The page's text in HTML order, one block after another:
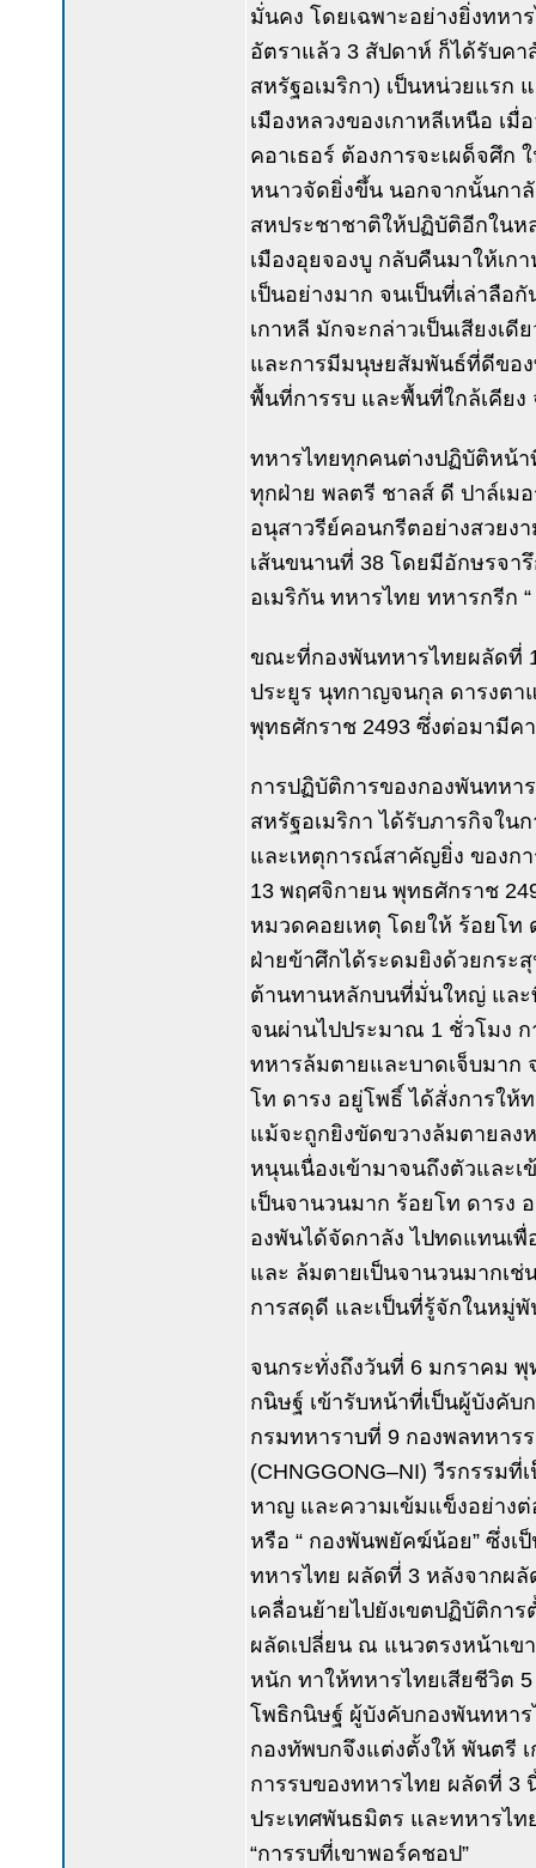
มั่นคง โดยเฉพาะอย่างยิ่งทห
อัตราแล้ว 3 สัปดาห์ ก็ได้รับค
สหรัฐอเมริกา) เป็นหน่วยแรก
เมืองหลวงของเกาหลีเหนือ เ
คอาเธอร์ ต้องการจะเผด็จศึก
หนาวจัดยิ่งขึ้น นอกจากนั้นกา
สหประชาชาติให้ปฏิบัติอีกในห
เมืองอุยจองบู กลับคืนมาให้เ
เป็นอย่างมาก จนเป็นที่เล่าลือ
เกาหลี มักจะกล่าวเป็นเสียงเดี
และการมีมนุษยสัมพันธ์ที่ดีของ
พื้นที่การรบ และพื้นที่ใกล้เคีย
ทหารไทยทุกคนต่างปฏิบัติหน้
ทุกฝ่าย พลตรี ชาลส์ ดี ปาล์เม
อนุสาวรีย์คอนกรีตอย่างสวยง
เส้นขนานที่ 38 โดยมีอักษรจา
อเมริกัน ทหารไทย ทหารกรีก “
ขณะที่กองพันทหารไทยผลัดที่
ประยูร นุทกาญจนกุล ดารงตา
พุทธศักราช 2493 ซึ่งต่อมามีค
การปฏิบัติการของกองพันทหา
สหรัฐอเมริกา ได้รับภารกิจใน
และเหตุการณ์สาคัญยิ่ง ของก
13 พฤศจิกายน พุทธศักราช
หมวดคอยเหตุ โดยให้ ร้อยโท
ฝ่ายข้าศึกได้ระดมยิงด้วยกร
ต้านทานหลักบนที่มั่นใหญ่ และ
จนผ่านไปประมาณ 1 ชั่วโมง
ทหารล้มตายและบาดเจ็บมาก
โท ดารง อยู่โพธิ์ ได้สั่งการให้
แม้จะถูกยิงขัดขวางล้มตายลง
หนุนเนื่องเข้ามาจนถึงตัวและ
เป็นจานวนมาก ร้อยโท ดารง
องพันได้จัดกาลัง ไปทดแทนเ
และ ล้มตายเป็นจานวนมากเ
การสดุดี และเป็นที่รู้จักในหมู่
จนกระทั่งถึงวันที่ 6 มกราคม
กนิษฐ์ เข้ารับหน้าที่เป็นผู้บังคั
กรมทหาราบที่ 9 กองพลทหาร
(CHNGGONG–NI) วีรกรรม
หาญ และความเข้มแข็งอย่างต่
หรือ “ กองพันพยัคฆ์น้อย” ซึ่ง
ทหารไทย ผลัดที่ 3 หลังจากผ
เคลื่อนย้ายไปยังเขตปฏิบัติกา
ผลัดเปลี่ยน ณ แนวตรงหน้าเข
หนัก ทาให้ทหารไทยเสียชีวิต
โพธิกนิษฐ์ ผู้บังคับกองพันทหา
กองทัพบกจึงแต่งตั้งให้ พันตรี
การรบของทหารไทย ผลัดที่ 3
ประเทศพันธมิตร และทหารไ
“การรบที่เขาพอร์คชอป”